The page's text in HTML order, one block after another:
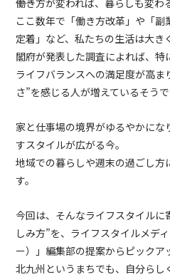
――働き方が変われば、暮らしも変わる
ここ数年で「働き方改革」や「
定着」など、私たちの生活は大
閣府が発表した調査によれば、特
ライフバランスへの満足度が高ま
さ”を感じる人が増えているそうで
家と仕事場の境界がゆるやかにな
すスタイルが広がる今。
地域での暮らしや週末の過ごし方
す。
今回は、そんなライフスタイルに
しみ方”を、ライフスタイルメデ
ー）」編集部の提案からピックア
北九州というまちでも、自分ら